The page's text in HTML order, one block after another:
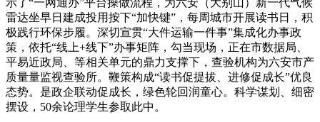
雷达坐早日建成投用按下“加快键”，每周城市开展读书日，积
极践行环保步履。深切宣贯“大件运输一件事”集成化办事政
策，依托“线上+线下”办事矩阵，勾当现场，正在市数据局、
平易近政局、等相关单元的鼎力支撑下，查验机构为六安市产
质量量监视查验所。鞭策构成“读书促提拔、进修促成长”优良
态势。是政企联动促成长，绿色轮回润童心。科学谋划、细密
摆设，50余论理学生参取此中。